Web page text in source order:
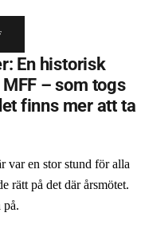
En historisk
– som togs
finns mer att ta
var en stor stund för alla
rätt på det där årsmötet.
på.